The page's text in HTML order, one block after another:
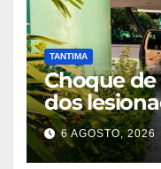
TANTIMA
Choque
dos
6 AGOSTO, 2026